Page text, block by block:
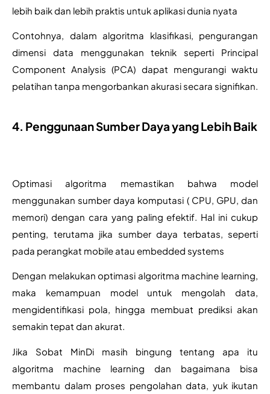
lebih baik dan lebih praktis untuk aplikasi dunia nyata
Contohnya, dalam algoritma klasifikasi, pengurangan
dimensi data menggunakan teknik seperti Principal
Component Analysis (PCA) dapat mengurangi waktu
pelatihan tanpa mengorbankan akurasi secara signifikan.
4. Penggunaan Sumber Daya yang Lebih Baik
Optimasi algoritma memastikan bahwa model
menggunakan sumber daya komputasi ( CPU, GPU, dan
memori) dengan cara yang paling efektif. Hal ini cukup
penting, terutama jika sumber daya terbatas, seperti
pada perangkat mobile atau embedded systems
Dengan melakukan optimasi algoritma machine learning,
maka kemampuan model untuk mengolah data,
mengidentifikasi pola, hingga membuat prediksi akan
semakin tepat dan akurat.
Jika Sobat MinDi masih bingung tentang apa itu
algoritma machine learning dan bagaimana bisa